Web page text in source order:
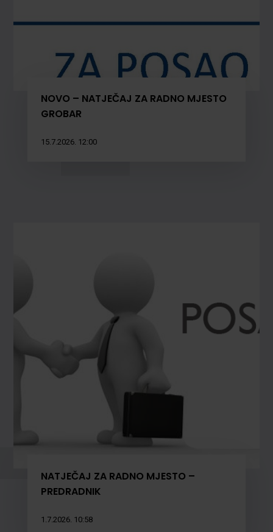
NOVO – NATJEČAJ ZA RADNO MJESTO
GROBAR
15.7.2026. 12:00
NATJEČAJ ZA RADNO MJESTO –
PREDRADNIK
1.7.2026. 10:58